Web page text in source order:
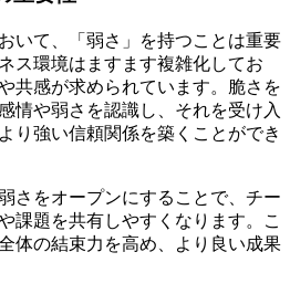
いて、「弱さ」を持つことは重要
ス環境はますます複雑化してお
共感が求められています。脆さを
情や弱さを認識し、それを受け入
り強い信頼関係を築くことができ
さをオープンにすることで、チー
課題を共有しやすくなります。こ
体の結束力を高め、より良い成果